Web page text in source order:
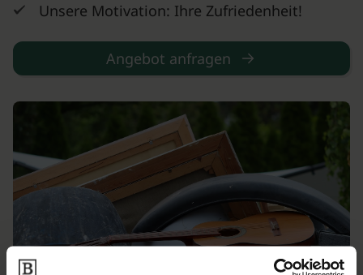
Unsere Motivation: Ihre Zufriedenheit!
Angebot anfragen